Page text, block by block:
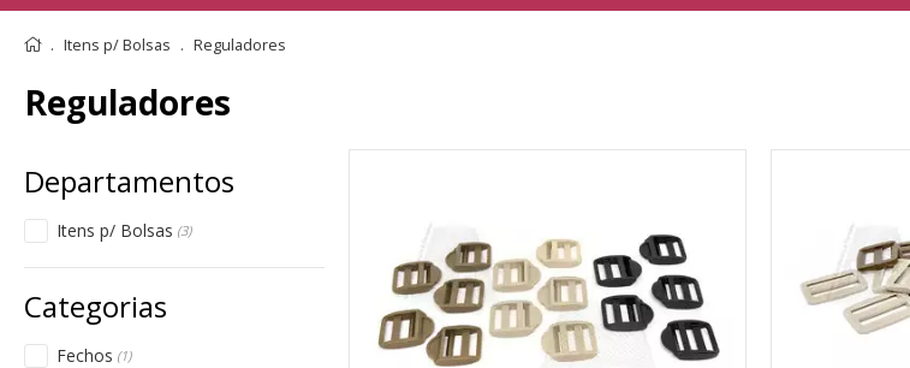
Itens p/ Bolsas Reguladores
Reguladores
Itens p/ Bolsas (3)
Fechos (1)